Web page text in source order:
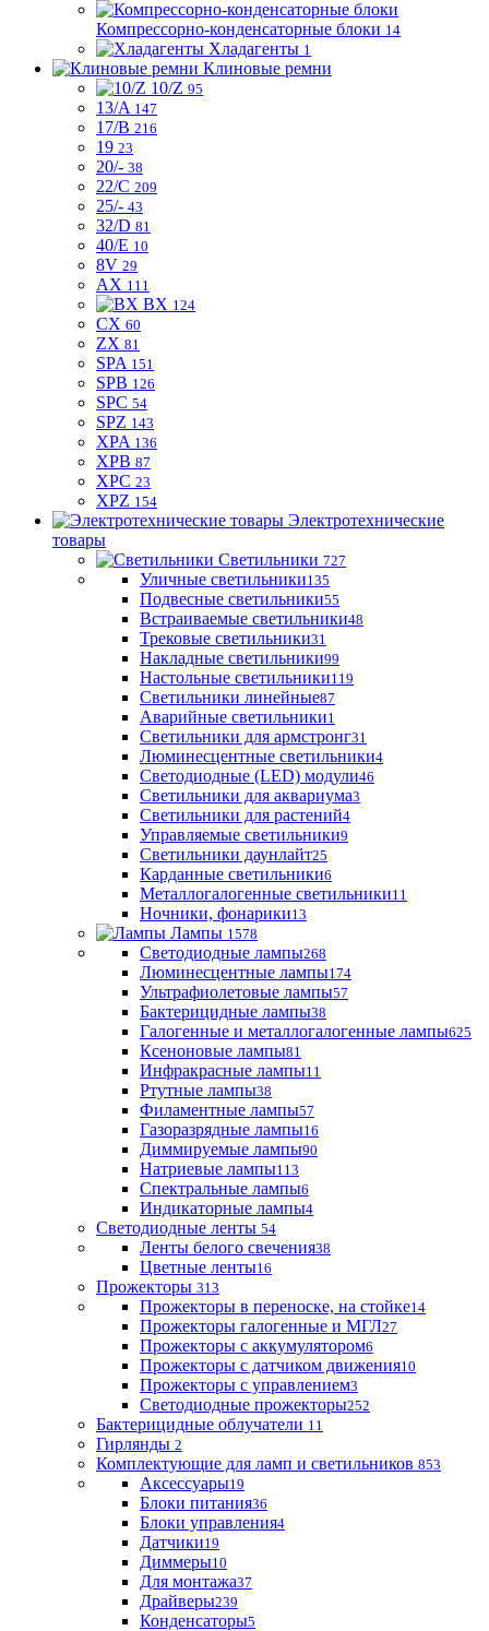
Компрессорно-конденсаторные блоки 14
Хладагенты 1
Клиновые ремни
10/Z 95
13/A 147
17/B 216
19 23
20/- 38
22/C 209
25/- 43
32/D 81
40/E 10
8V 29
AX 111
BX 124
CX 60
ZX 81
SPA 151
SPB 126
SPC 54
SPZ 143
XPA 136
XPB 87
XPC 23
XPZ 154
Электротехнические
товары
Светильники 727
Уличные светильники135
Подвесные светильники55
Встраиваемые светильники48
Трековые светильники31
Накладные светильники99
Настольные светильники119
Светильники линейные87
Аварийные светильники1
Светильники для армстронг31
Люминесцентные светильники4
Светодиодные (LED) модули46
Светильники для аквариума3
Светильники для растений4
Управляемые светильники9
Светильники даунлайт25
Карданные светильники6
Металлогалогенные светильники11
Ночники, фонарики13
Лампы 1578
Светодиодные лампы268
Люминесцентные лампы174
Ультрафиолетовые лампы57
Бактерицидные лампы38
Галогенные и металлогалогенные лампы625
Ксеноновые лампы81
Инфракрасные лампы11
Ртутные лампы38
Филаментные лампы57
Газоразрядные лампы16
Диммируемые лампы90
Натриевые лампы113
Спектральные лампы6
Индикаторные лампы4
Светодиодные ленты 54
Ленты белого свечения38
Цветные ленты16
Прожекторы 313
Прожекторы в переноске, на стойке14
Прожекторы галогенные и МГЛ27
Прожекторы с аккумулятором6
Прожекторы с датчиком движения10
Прожекторы с управлением3
Светодиодные прожекторы252
Бактерицидные облучатели 11
Гирлянды 2
Комплектующие для ламп и светильников 853
Аксессуары19
Блоки питания36
Блоки управления4
Датчики19
Диммеры10
Для монтажа37
Драйверы239
Конденсаторы5